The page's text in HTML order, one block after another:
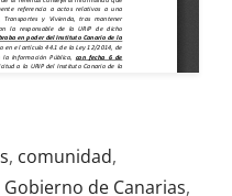
, comunidad,
Gobierno de Canarias,